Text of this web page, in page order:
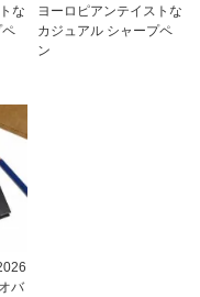
な
ヨーロピアンテイストな
カジュアル シャープペ
ン
バ